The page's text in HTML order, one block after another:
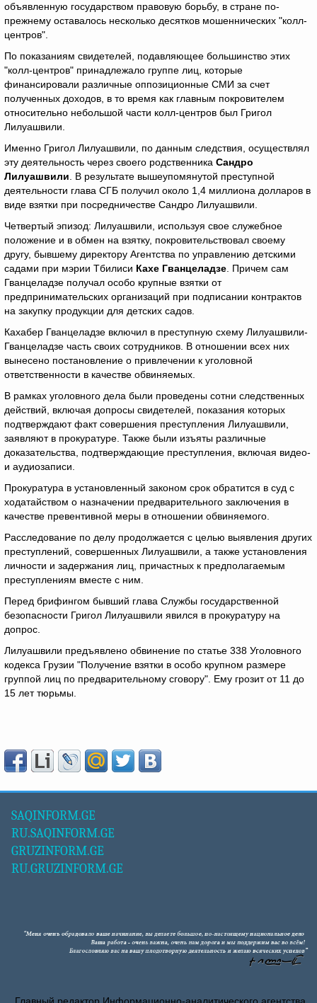
объявленную государством правовую борьбу, в стране по-
прежнему оставалось несколько десятков мошеннических "колл-
центров".
По показаниям свидетелей, подавляющее большинство этих
"колл-центров" принадлежало группе лиц, которые
финансировали различные оппозиционные СМИ за счет
полученных доходов, в то время как главным покровителем
относительно небольшой части колл-центров был Григол
Лилуашвили.
Именно Григол Лилуашвили, по данным следствия, осуществлял
эту деятельность через своего родственника Сандро
Лилуашвили . В результате вышеупомянутой преступной
деятельности глава СГБ получил около 1,4 миллиона долларов в
виде взятки при посредничестве Сандро Лилуашвили.
Четвертый эпизод: Лилуашвили, используя свое служебное
положение и в обмен на взятку, покровительствовал своему
другу, бывшему директору Агентства по управлению детскими
садами при мэрии Тбилиси Кахе Гванцеладзе . Причем сам
Гванцеладзе получал особо крупные взятки от
предпринимательских организаций при подписании контрактов
на закупку продукции для детских садов.
Кахабер Гванцеладзе включил в преступную схему Лилуашвили-
Гванцеладзе часть своих сотрудников. В отношении всех них
вынесено постановление о привлечении к уголовной
ответственности в качестве обвиняемых.
В рамках уголовного дела были проведены сотни следственных
действий, включая допросы свидетелей, показания которых
подтверждают факт совершения преступления Лилуашвили,
заявляют в прокуратуре. Также были изъяты различные
доказательства, подтверждающие преступления, включая видео-
и аудиозаписи.
Прокуратура в установленный законом срок обратится в суд с
ходатайством о назначении предварительного заключения в
качестве превентивной меры в отношении обвиняемого.
Расследование по делу продолжается с целью выявления других
преступлений, совершенных Лилуашвили, а также установления
личности и задержания лиц, причастных к предполагаемым
преступлениям вместе с ним.
Перед брифингом бывший глава Службы государственной
безопасности Григол Лилуашвили явился в прокуратуру на
допрос.
Лилуашвили предъявлено обвинение по статье 338 Уголовного
кодекса Грузии "Получение взятки в особо крупном размере
группой лиц по предварительному сговору". Ему грозит от 11 до
15 лет тюрьмы.
SAQINFORM.GE
RU.SAQINFORM.GE
GRUZINFORM.GE
RU.GRUZINFORM.GE
Главный редактор Информационно-аналитического агентства